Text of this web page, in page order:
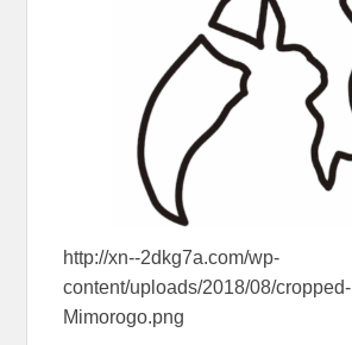
http://xn--2dkg7a.com/wp-
content/uploads/2018/08/cropped-
Mimorogo.png